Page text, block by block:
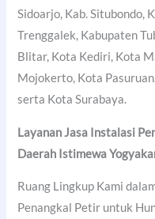
Sidoarjo, Kab. Situbondo,
Trenggalek, Kabupaten
Blitar, Kota Kediri, Kota
Mojokerto, Kota
serta Kota Surabaya.
Layanan Jasa Instalasi
Daerah Istimewa
Ruang Lingkup Kami
Penangkal Petir untuk